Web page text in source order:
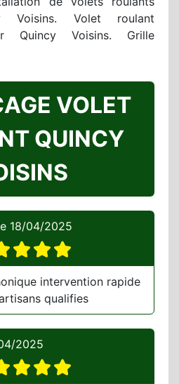
Voisins. Volet roulant
Quincy Voisins. Grille
VOLET
QUINCY
18/04/2025
intervention rapide
qualifies
2025